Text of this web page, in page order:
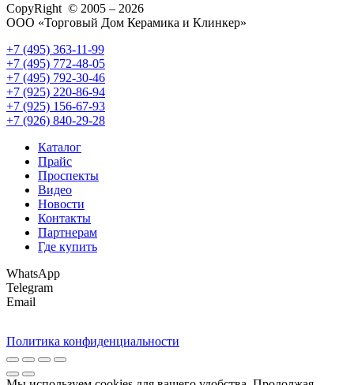
CopyRight © 2005 – 2026
ООО «Торговый Дом Керамика и Клинкер»
+7 (495) 363-11-99
+7 (495) 772-48-05
+7 (495) 792-30-46
+7 (925) 220-86-94
+7 (925) 156-67-93
+7 (926) 840-29-28
Каталог
Прайс
Проспекты
Видео
Новости
Контакты
Партнерам
Где купить
WhatsApp
Telegram
Email
Политика конфиденциальности